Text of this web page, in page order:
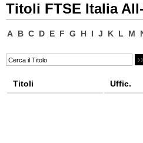
Titoli FTSE Italia
A B C D E F G H I J K L M
Titoli Uffic.